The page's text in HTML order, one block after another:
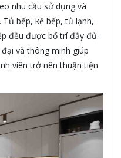
nhu cầu sử dụng và
Tủ bếp, kệ bếp, tủ lạnh,
đều được bố trí đầy đủ.
và thông minh giúp
viên trở nên thuận tiện